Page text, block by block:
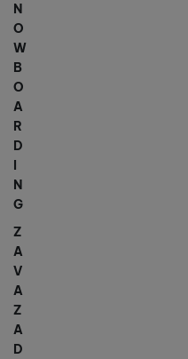
N
O
W
B
O
A
R
D
N
G
Z
A
V
A
Z
A
D